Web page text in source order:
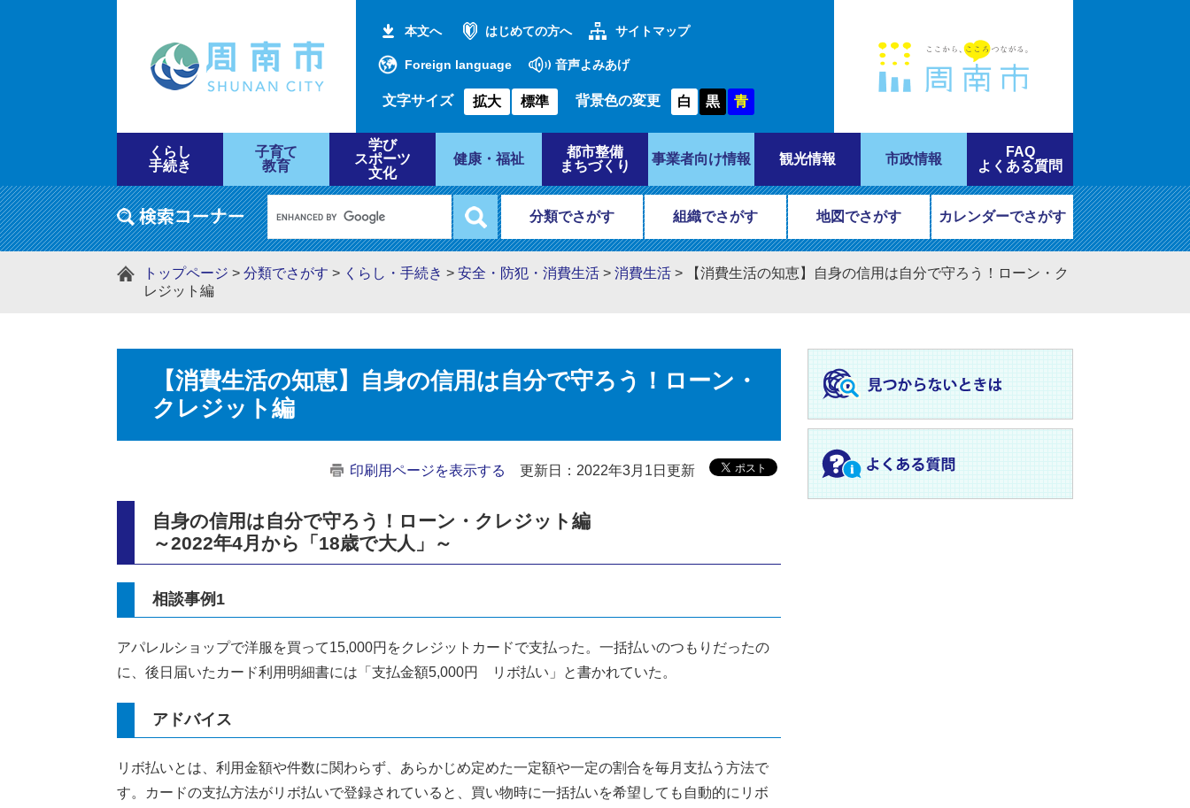
本文へ はじめての方へ サイトマップ
Foreign language 音声よみあげ
文字サイズ 拡大 標準 背景色の変更 白 黒 青
くらし
手続き
子育て
教育
学び
スポーツ
文化
健康・福祉
都市整備
まちづくり
事業者向け情報 観光情報 市政情報
FAQ
よくある質問
分類でさがす 組織でさがす 地図でさがす カレンダーでさがす
トップページ > 分類でさがす > くらし・手続き > 安全・防犯・消費生活 > 消費生活 >
【消費生活の知恵】自身の信用は自分で守ろう！ローン・ク
レジット編
【消費生活の知恵】自身の信用は自分で守ろう！ローン・
クレジット編
印刷用ページを表示する 更新日：2022年3月1日更新
自身の信用は自分で守ろう！ローン・クレジット編
～2022年4月から「18歳で大人」～
相談事例1
アパレルショップで洋服を買って15,000円をクレジットカードで支払った。一括払いのつもりだったの
に、後日届いたカード利用明細書には「支払金額5,000円 リボ払い」と書かれていた。
アドバイス
リボ払いとは、利用金額や件数に関わらず、あらかじめ定めた一定額や一定の割合を毎月支払う方法で
す。カードの支払方法がリボ払いで登録されていると、買い物時に一括払いを希望しても自動的にリボ